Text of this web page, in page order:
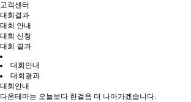
고객센터
대회결과
대회 안내
대회 신청
대회 결과
대회안내
대회결과
대회안내
다온테마는 오늘보다 한걸음 더 나아가겠습니다.